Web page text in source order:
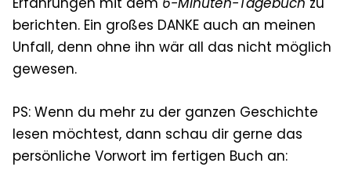
berichten. Ein großes DANKE auch an meinen
Unfall, denn ohne ihn wär all das nicht möglich
gewesen.
PS: Wenn du mehr zu der ganzen Geschichte
lesen möchtest, dann schau dir gerne das
persönliche Vorwort im fertigen Buch an: